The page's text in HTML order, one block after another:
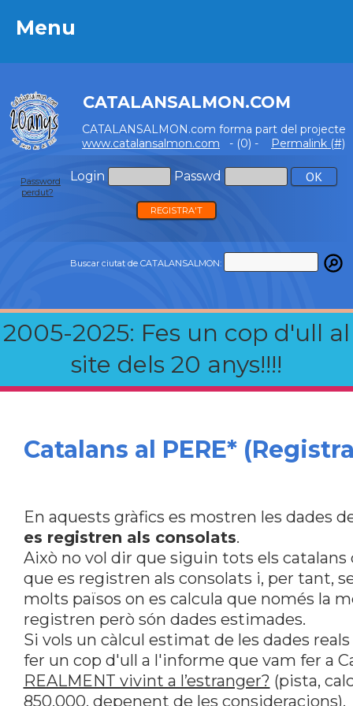
Menu
CATALANSALMON.COM
CATALANSALMON.com forma part del projecte
www.catalansalmon.com - (0) - Permalink (#)
Login Passwd
Password
perdut?
REGISTRA'T
Buscar ciutat de CATALANSALMON:
2005-2025: Fes un cop d'ull al
site dels 20 anys!!!!
Menu
Catalans al PERE*
En aquests gràfics es mostren les dades
es registren als consolats.
Això no vol dir que siguin tots els
que es registren als consolats i, per tant,
molts països on es calcula que només la
registren però són dades estimades.
Si vols un càlcul estimat de les dades
fer un cop d'ull a l'informe que vam fer a
REALMENT vivint a l’estranger? (pista,
850.000, depenent de les consideracions).